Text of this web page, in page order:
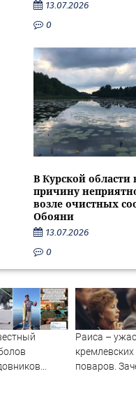
13.07.2026
0
В Курской
причину
возле очистных
Обояни
13.07.2026
0
Раиса – ужас
кремлевских
поваров.